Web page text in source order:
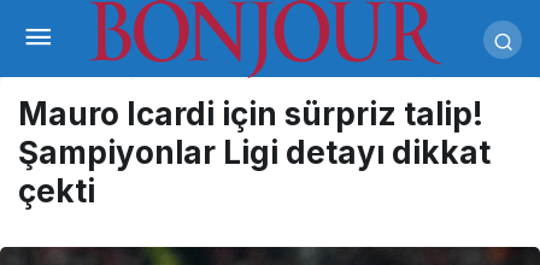
Mauro Icardi için sürpriz talip!
Şampiyonlar Ligi detayı dikkat
çekti